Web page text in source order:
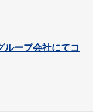
ループ会社にてコ